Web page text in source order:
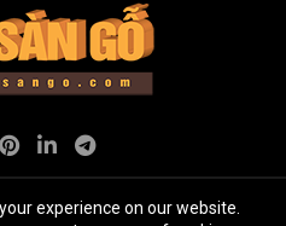
experience on our website.